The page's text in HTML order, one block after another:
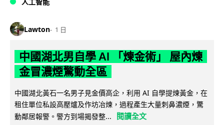
Lawton 1 日
中國湖北男自學 AI 「煉金術」 屋內煉
金冒濃煙驚動全區
中國湖北黃石一名男子見金價高企，利用 AI 自學提煉黃金，在
租住單位私設高壓爐及作坊冶煉，過程產生大量刺鼻濃煙，驚
動鄰居報警。警方到場揭發整...
閱讀全文